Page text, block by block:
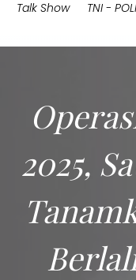
Talk Show
TNI -
2025,